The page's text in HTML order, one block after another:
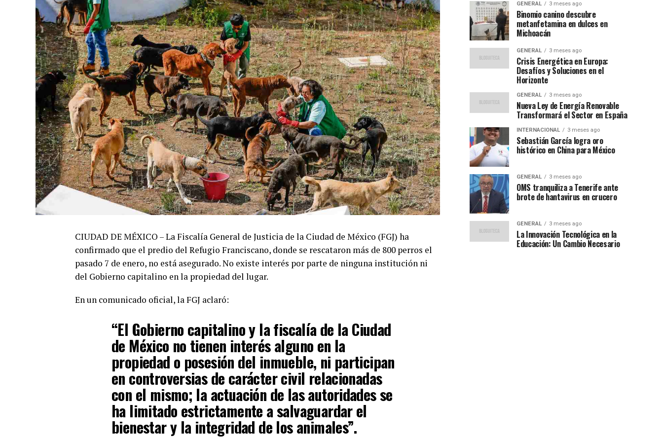
CIUDAD DE MÉXICO – La Fiscalía General de Justicia de la Ciudad de México (FGJ) ha
confirmado que el predio del Refugio Franciscano, donde se rescataron más de 800 perros el
pasado 7 de enero, no está asegurado. No existe interés por parte de ninguna institución ni
del Gobierno capitalino en la propiedad del lugar.
En un comunicado oficial, la FGJ aclaró:
“El Gobierno capitalino y la fiscalía de la Ciudad
de México no tienen interés alguno en la
propiedad o posesión del inmueble, ni participan
en controversias de carácter civil relacionadas
con el mismo; la actuación de las autoridades se
ha limitado estrictamente a salvaguardar el
bienestar y la integridad de los animales”.
GENERAL 3 meses ago
Binomio canino descubre
metanfetamina en dulces en
Michoacán
GENERAL 3 meses ago
Crisis Energética en Europa:
Desafíos y Soluciones en el
Horizonte
GENERAL 3 meses ago
Nueva Ley de Energía Renovable
Transformará el Sector en España
INTERNACIONAL 3 meses ago
Sebastián García logra oro
histórico en China para México
GENERAL 3 meses ago
OMS tranquiliza a Tenerife ante
brote de hantavirus en crucero
GENERAL 3 meses ago
La Innovación Tecnológica en la
Educación: Un Cambio Necesario